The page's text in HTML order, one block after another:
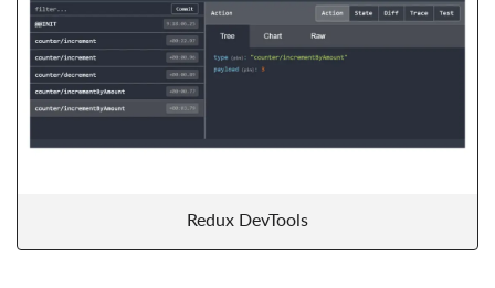
Redux DevTools